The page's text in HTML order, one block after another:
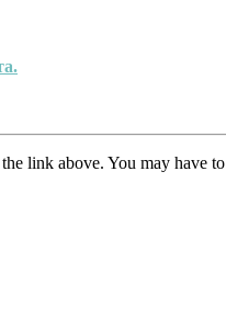
link above. You may have to